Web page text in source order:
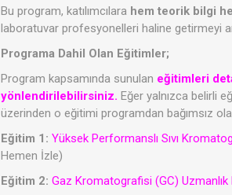
Bu program, katılımcılara hem teorik bilgi
laboratuvar profesyonelleri haline getirmeyi
Programa Dahil Olan Eğitimler;
Program kapsamında sunulan eğitimleri
yönlendirilebilirsiniz. Eğer yalnızca belirli
üzerinden o eğitimi programdan bağımsız
Eğitim 1:Yüksek Performanslı Sıvı
Hemen İzle)
Eğitim 2: Gaz Kromatografisi (GC) Uzmanlık